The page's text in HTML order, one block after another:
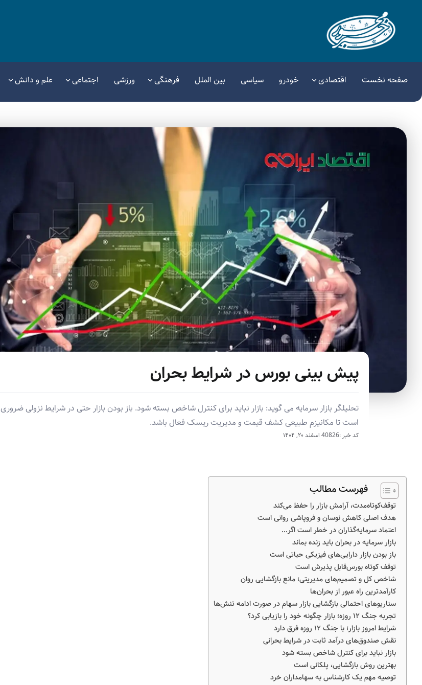
صفحه نخست اقتصادی خودرو سیاسی بین الملل فرهنگی ورزشی اجتماعی علم و دانش
پیش بینی بورس در شرایط بحران
تحلیلگر بازار سرمایه می گوید: بازار نباید برای کنترل شاخص بسته شود. باز بودن بازار حتی در شرایط نزولی ضروری
است تا مکانیزم طبیعی کشف قیمت و مدیریت ریسک فعال باشد.
کد خبر :40826 اسفند ۲۰, ۱۴۰۴
فهرست مطالب
توقف‌کوتاه‌مدت، آرامش بازار را حفظ می‌کند
هدف اصلی کاهش نوسان و فروپاشی روانی است
اعتماد سرمایه‌گذاران در خطر است اگر…
بازار سرمایه در بحران باید زنده بماند
باز بودن بازار دارایی‌های فیزیکی حیاتی است
توقف کوتاه بورس‌قابل پذیرش است
شاخص کل و تصمیم‌های مدیریتی؛ مانع بازگشایی روان
کارآمدترین راه عبور از بحران‌ها
سناریوهای احتمالی بازگشایی بازار سهام در صورت ادامه تنش‌ها
تجربه جنگ ۱۲ روزه؛ بازار چگونه خود را بازیابی کرد؟
شرایط امروز بازار؛ با جنگ ۱۲ روزه فرق دارد
نقش صندوق‌های درآمد ثابت در شرایط بحرانی
بازار نباید برای کنترل شاخص بسته شود
بهترین روش بازگشایی، پلکانی است
توصیه مهم یک کارشناس به سهامداران خرد